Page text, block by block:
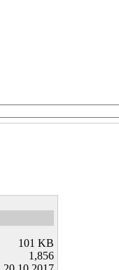
101 KB
1,856